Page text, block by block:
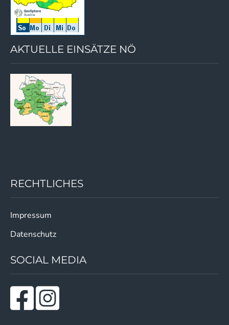
AKTUELLE EINSÄTZE NÖ
RECHTLICHES
Impressum
Datenschutz
SOCIAL MEDIA